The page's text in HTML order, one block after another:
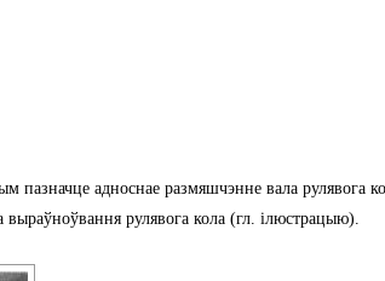
пазначце адноснае размяшчэнне вала рулявога
выраўноўвання рулявога кола (гл. ілюстрацыю).